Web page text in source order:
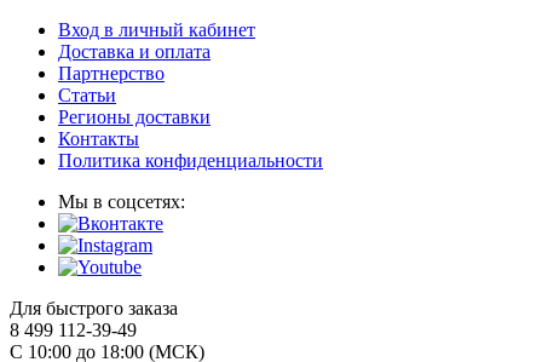
Вход в личный кабинет
Доставка и оплата
Партнерство
Статьи
Регионы доставки
Контакты
Политика конфиденциальности
Мы в соцсетях:
Для быстрого заказа
8 499 112-39-49
С 10:00 до 18:00 (МСК)